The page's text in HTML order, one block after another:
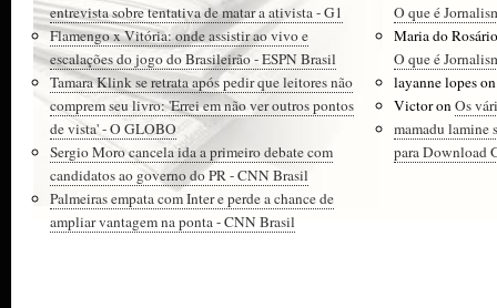
entrevista sobre tentativa de matar a ativista - G1
Flamengo x Vitória: onde assistir ao vivo e
escalações do jogo do Brasileirão - ESPN Brasil
Tamara Klink se retrata após pedir que leitores não
comprem seu livro: 'Errei em não ver outros pontos
de vista' - O GLOBO
Sergio Moro cancela ida a primeiro debate com
candidatos ao governo do PR - CNN Brasil
Palmeiras empata com Inter e perde a chance de
ampliar vantagem na ponta - CNN Brasil
O que é
Maria do
O que é
layanne lopes
VictoronOs
mamadu lamine
para Download